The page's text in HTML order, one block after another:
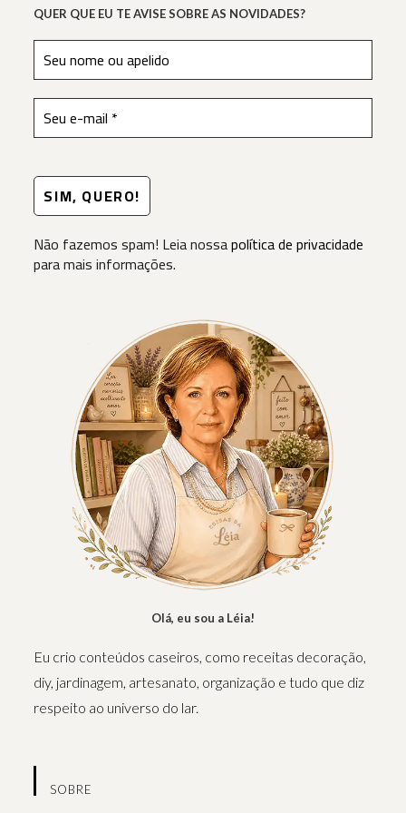
QUER QUE EU TE AVISE SOBRE AS NOVIDADES?
Não fazemos spam! Leia nossapolítica de privacidade
para mais informações.
Olá, eu sou a Léia!
Eu crio conteúdos caseiros, como receitas decoração,
diy, jardinagem, artesanato, organização e tudo que diz
respeito ao universo do lar.
SOBRE